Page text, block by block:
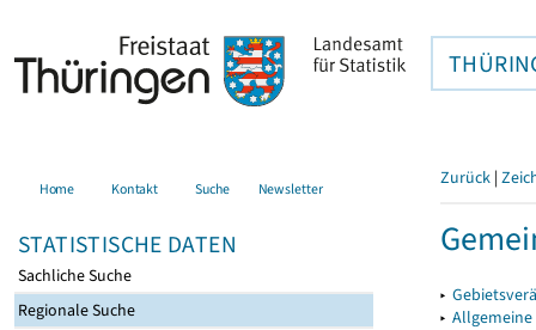
Home Kontakt Suche Newsletter
STATISTISCHE DATEN
Sachliche Suche
Regionale Suche
Zurück |
▸
▸